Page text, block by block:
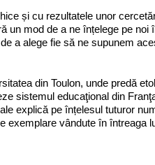
și cu rezultatele unor
un mod de a ne înțelege pe noi
a alege fie să ne supunem
din Toulon, unde predă
sistemul educaţional din
explică pe înțelesul tuturor
exemplare vândute în întreaga